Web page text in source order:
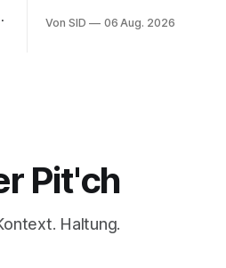
Von SID 06 Aug. 2026
Pit'ch
Haltung.